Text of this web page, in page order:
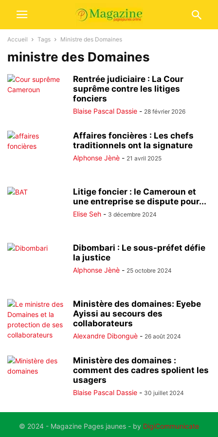
Accueil Tags Ministre des Domaines
ministre des Domaines
Rentrée judiciaire : La Cour
suprême contre les litiges
fonciers
Blaise Pascal Dassie - 28 février 2026
Affaires foncières : Les chefs
traditionnels ont la signature
Alphonse Jènè - 21 avril 2025
Litige foncier : le Cameroun et
une entreprise se dispute pour...
Elise Seh - 3 décembre 2024
Dibombari : Le sous-préfet défie
la justice
Alphonse Jènè - 25 octobre 2024
Ministère des domaines: Eyebe
Ayissi au secours des
collaborateurs
Alexandre Dibonguè - 26 août 2024
Ministère des domaines :
comment des cadres spolient les
usagers
Blaise Pascal Dassie - 30 juillet 2024
© 2024 - Magazine Pages jaunes - by DigiCommunicate